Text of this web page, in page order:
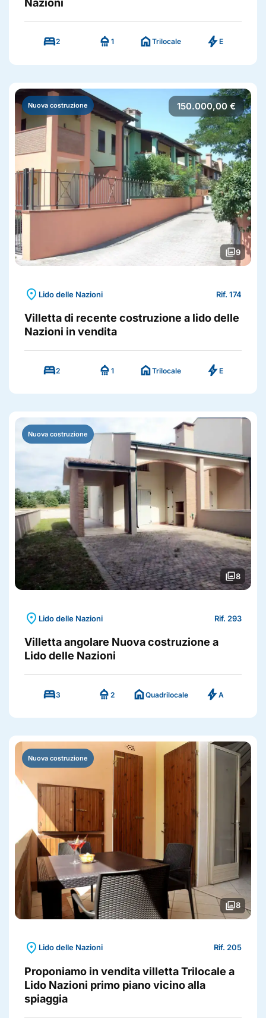
bed2 shower 1 homeTrilocale boltE
Nuova costruzione
photo_library9
150.000,00 €
location_on Lido delle Nazioni Rif. 174
Villetta di recente costruzione a lido delle
Nazioni in vendita
bed2 shower 1 homeTrilocale boltE
Nuova costruzione
photo_library8
location_on Lido delle Nazioni Rif. 293
Villetta angolare Nuova costruzione a
Lido delle Nazioni
bed3 shower 2 homeQuadrilocale boltA
Nuova costruzione
photo_library8
location_on Lido delle Nazioni Rif. 205
Proponiamo in vendita villetta Trilocale a
Lido Nazioni primo piano vicino alla
spiaggia